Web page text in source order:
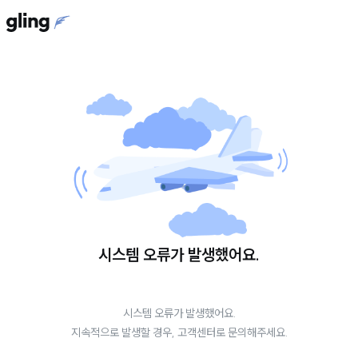
시스템 오류가 발생했어요.
시스템 오류가 발생했어요.
지속적으로 발생할 경우, 고객센터로 문의해주세요.